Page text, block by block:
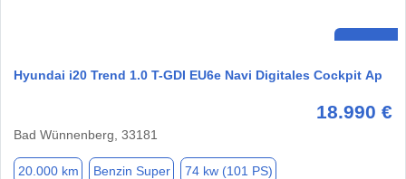
Hyundai i20 Trend 1.0 T-GDI EU6e Navi Digitales Cockpit Ap
18.990 €
Bad Wünnenberg, 33181
20.000 km Benzin Super 74 kw (101 PS)